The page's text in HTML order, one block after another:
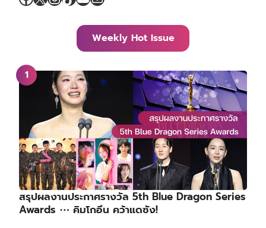
Weekly Hot Issue
สรุปผลงานประกาศรางวัล 5th Blue Dragon Series
Awards ⋯ คิมโกอึน คว้าแดซัง!